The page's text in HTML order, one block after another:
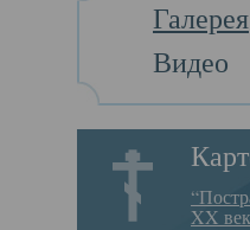
Галерея
Видео
XX